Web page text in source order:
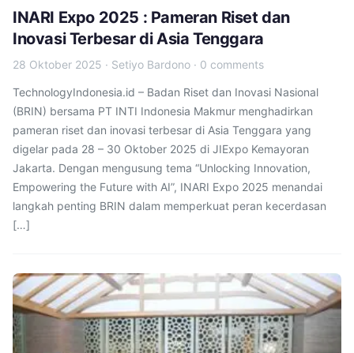
INARI Expo 2025 : Pameran Riset dan
Inovasi Terbesar di Asia Tenggara
28 Oktober 2025 · Setiyo Bardono · 0 comments
TechnologyIndonesia.id – Badan Riset dan Inovasi Nasional
(BRIN) bersama PT INTI Indonesia Makmur menghadirkan
pameran riset dan inovasi terbesar di Asia Tenggara yang
digelar pada 28 – 30 Oktober 2025 di JIExpo Kemayoran
Jakarta. Dengan mengusung tema “Unlocking Innovation,
Empowering the Future with AI”, INARI Expo 2025 menandai
langkah penting BRIN dalam memperkuat peran kecerdasan
[…]